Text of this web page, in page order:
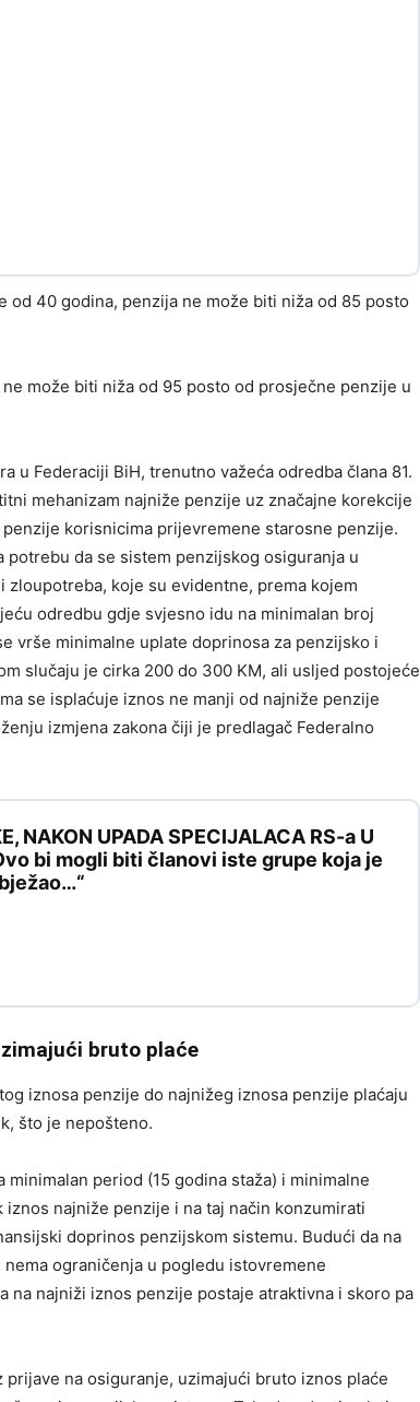
od 40 godina, penzija ne može biti niža od 85 posto
može biti niža od 95 posto od prosječne penzije u
u Federaciji BiH, trenutno važeća odredba člana 81.
mehanizam najniže penzije uz značajne korekcije
korisnicima prijevremene starosne penzije.
da se sistem penzijskog osiguranja u
koje su evidentne, prema kojem
odredbu gdje svjesno idu na minimalan broj
vrše minimalne uplate doprinosa za penzijsko i
slučaju je cirka 200 do 300 KM, ali usljed postojeće
se isplaćuje iznos ne manji od najniže penzije
izmjena zakona čiji je predlagač Federalno
NAKON UPADA SPECIJALACA RS-a U
bi mogli biti članovi iste grupe koja je
bruto plaće
iznosa penzije do najnižeg iznosa penzije plaćaju
što je nepošteno.
period (15 godina staža) i minimalne
najniže penzije i na taj način konzumirati
doprinos penzijskom sistemu. Budući da na
ograničenja u pogledu istovremene
na najniži iznos penzije postaje atraktivna i skoro pa
na osiguranje, uzimajući bruto iznos plaće